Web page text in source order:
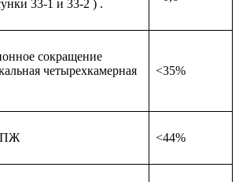
33-1 и 33-2 ) .
сокращение
четырехкамерная
<35%
ПЖ <44%